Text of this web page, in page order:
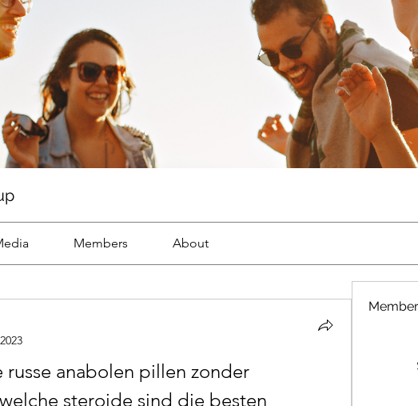
Members About
anabolen pillen zonder
steroide sind die besten